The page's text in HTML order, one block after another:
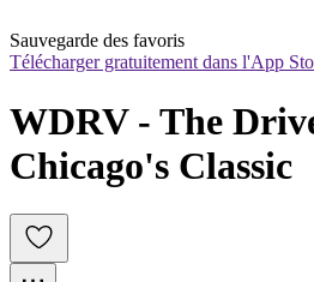
Sauvegarde des favoris
Télécharger gratuitement dans l'App
WDRV - The
Chicago's Classic